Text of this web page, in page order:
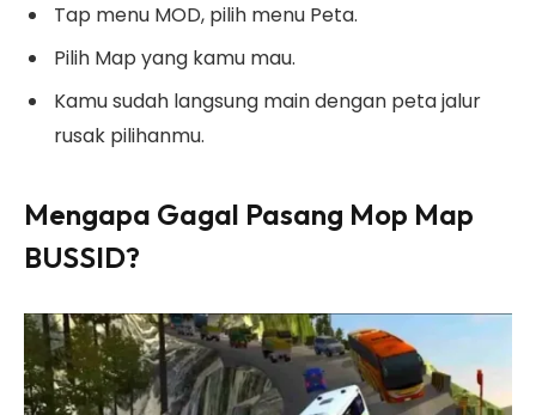
Tap menu MOD, pilih menu Peta.
Pilih Map yang kamu mau.
Kamu sudah langsung main dengan peta jalur
rusak pilihanmu.
Mengapa Gagal Pasang Mop Map
BUSSID?